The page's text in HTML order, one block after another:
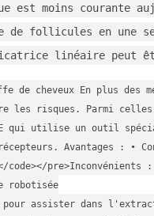
moins courante
de follicules en une
linéaire peut
de cheveux En plus
les risques. Parmi
qui utilise un outil
Avantages : •
code></
robotisée
pour assister dans